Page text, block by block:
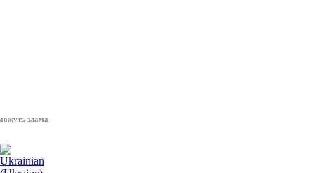
волю народу, - Президент України Володимир Зеленський